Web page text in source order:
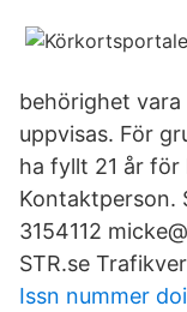
behörighet
uppvisas. För
ha fyllt 21 år för
Kontaktperson.
3154112
STR.se
Issn nummer doi